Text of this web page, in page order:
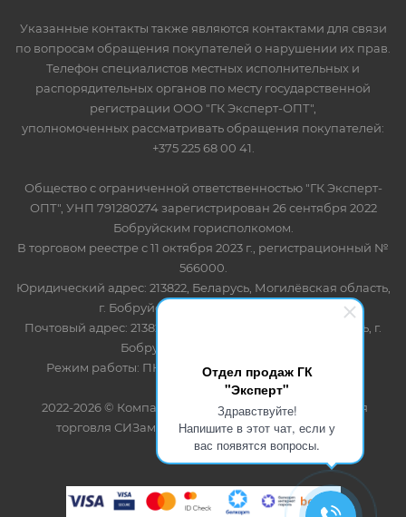
Отдел продаж ГК
"Эксперт"
Здравствуйте!
Напишите в этот чат, если у
вас появятся вопросы.
Указанные контакты также являются контактами для связи
по вопросам обращения покупателей о нарушении их прав.
Телефон специалистов местных исполнительных и
распорядительных органов по месту государственной
регистрации ООО "ГК Эксперт-ОПТ",
уполномоченных рассматривать обращения покупателей:
+375 225 68 00 41.
Общество с ограниченной ответственностью "ГК Эксперт-
ОПТ", УНП 791280274 зарегистрирован 26 сентября 2022
Бобруйским горисполкомом.
В торговом реестре с 11 октября 2023 г., регистрационный №
566000.
Юридический адрес: 213822, Беларусь, Могилёвская область,
г. Бобруйск, ул. Лынькова 85 пом 7
Почтовый адрес: 213822, Беларусь, Могилёвская область, г.
Бобруйск, ул. Лынькова, 85
Режим работы: ПН-ПТ 8.30-17.00, СБ-ВС - выходной
2022-2026 © Компания "Эксперт" - оптово-розничная
торговля СИЗами и одноразовыми расходными
материалами